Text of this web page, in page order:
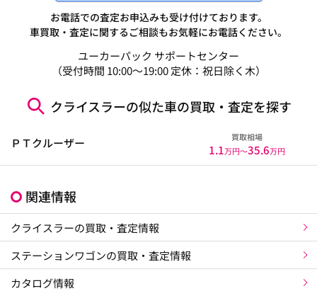
お電話での査定お申込みも受け付けております。
車買取・査定に関するご相談もお気軽にお電話ください。
ユーカーパック サポートセンター
（受付時間 10:00～19:00 定休：祝日除く木）
クライスラーの似た車の買取・査定を探す
ＰＴクルーザー 買取相場
1.1万円〜35.6万円
関連情報
クライスラーの買取・査定情報
ステーションワゴンの買取・査定情報
カタログ情報